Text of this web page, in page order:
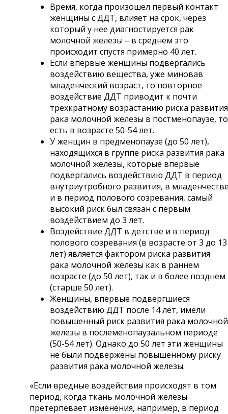
Время, когда произошел первый контакт
женщины с ДДТ, влияет на срок, через
который у нее диагностируется рак
молочной железы – в среднем это
происходит спустя примерно 40 лет.
Если впервые женщины подвергались
воздействию вещества, уже миновав
младенческий возраст, то повторное
воздействие ДДТ приводит к почти
трехкратному возрастанию риска развития
рака молочной железы в постменопаузе, то
есть в возрасте 50-54 лет.
У женщин в предменопаузе (до 50 лет),
находящихся в группе риска развития рака
молочной железы, которые впервые
подвергались воздействию ДДТ в период
внутриутробного развития, в
и в период полового созревания, самый
высокий риск был связан с первым
воздействием до 3 лет.
Воздействие ДДТ в детстве и в период
полового созревания (в возрасте от 3 до 13
лет) является фактором риска развития
рака молочной железы как в раннем
возрасте (до 50 лет), так и в более позднем
(старше 50 лет).
Женщины, впервые подвергшиеся
воздействию ДДТ после 14 лет, имели
повышенный риск развития рака молочной
железы в послеменопаузальном периоде
(50-54 лет). Однако до 50 лет эти женщины
не были подвержены повышенному риску
развития рака молочной железы.
«Если вредные воздействия происходят в том
период, когда ткань молочной железы
претерпевает изменения, например, в период